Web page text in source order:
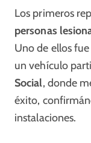
Los primeros
personas
Uno de ellos
un vehículo
Social, donde
éxito,
instalaciones.